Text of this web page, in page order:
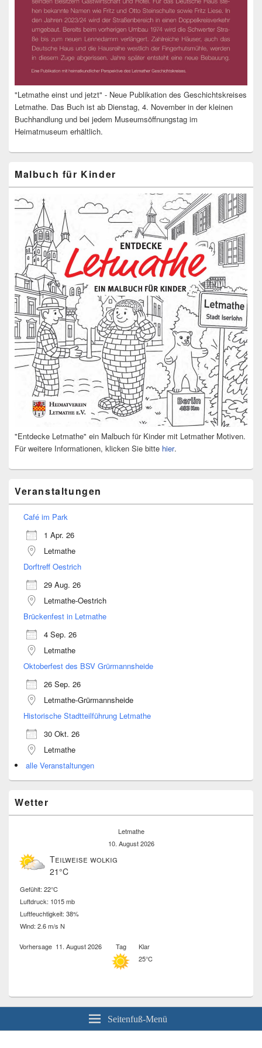
"Letmathe einst und jetzt" - Neue Publikation des Geschichtskreises
Letmathe. Das Buch ist ab Dienstag, 4. November in der kleinen
Buchhandlung und bei jedem Museumsöffnungstag im
Heimatmuseum erhältlich.
Malbuch für Kinder
"Entdecke Letmathe" ein Malbuch für Kinder mit Letmather Motiven.
Für weitere Informationen, klicken Sie bitte hier.
Veranstaltungen
Café im Park
1 Apr. 26
Letmathe
Dorftreff Oestrich
29 Aug. 26
Letmathe-Oestrich
Brückenfest in Letmathe
4 Sep. 26
Letmathe
Oktoberfest des BSV Grürmannsheide
26 Sep. 26
Letmathe-Grürmannsheide
Historische Stadtteilführung Letmathe
30 Okt. 26
Letmathe
alle Veranstaltungen
Wetter
Letmathe
10. August 2026
Teilweise wolkig
21°C
Gefühlt: 22°C
Luftdruck: 1015 mb
Luftfeuchtigkeit: 38%
Wind: 2.6 m/s N
Vorhersage 11. August 2026 Tag
Klar
25°C
Seitenfuß-Menü